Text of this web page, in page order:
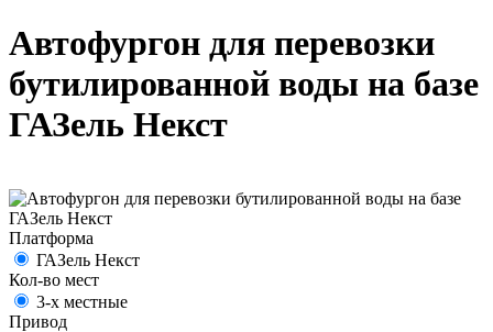
Автофургон для перевозки
бутилированной воды на базе
ГАЗель Некст
Платформа
ГАЗель Некст
Кол-во мест
3-х местные
Привод